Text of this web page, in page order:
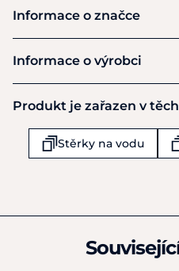
Informace o značce
Waldhausen
Informace o výrobci
Waldhausen GmbH & Co KG
Von Hunefeld Str 53
Koln-Ossendorf
info@waldhausen.com
Produkt je zařazen v
Stěrky na vodu